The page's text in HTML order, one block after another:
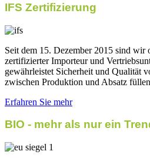
IFS Zertifizierung
Seit dem 15. Dezember 2015 sind
zertifizierter Importeur und
gewährleistet Sicherheit und Qualität
zwischen Produktion und Absatz
Erfahren Sie mehr
BIO - mehr als nur ein